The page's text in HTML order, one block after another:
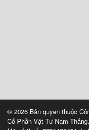
© 2026 Bản quyền thuộc
Cổ Phần Vật Tư Nam Thắng.